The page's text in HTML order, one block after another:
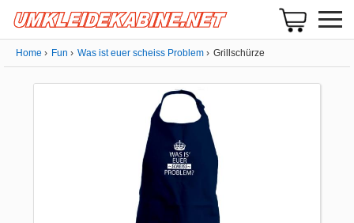
Home Fun Was ist euer scheiss Problem Grillschürze